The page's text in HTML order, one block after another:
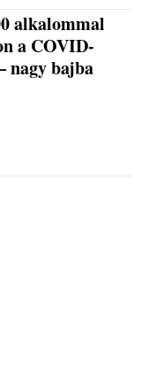
alkalommal
a COVID-
nagy bajba